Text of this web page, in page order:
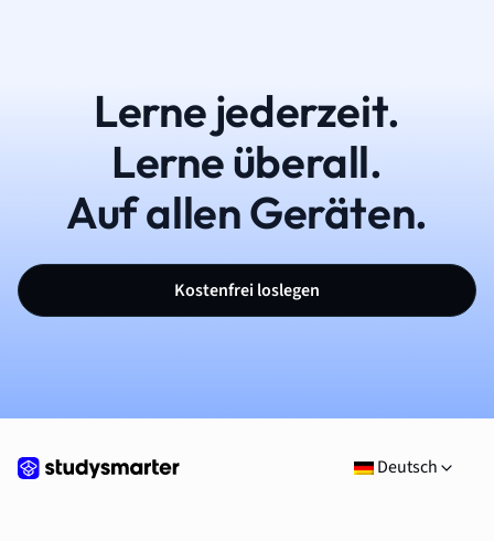
Lerne jederzeit.
Lerne überall.
Auf allen Geräten.
Kostenfrei loslegen
Deutsch